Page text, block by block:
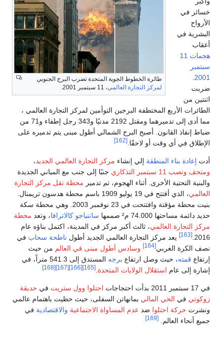
المتحدة تضرب البرج الجنوبي
لمركز التجارة العالمي ،
مما أدى إلى تدميرهما ومقتل 2192 مدنيًا و343 رجل إطفاء و71 من
أطول مبنى يتم تدميره على
التجارة العالمي الجديد ،
جنبًا إلى جنب مع المباني الجديدة
تم تدمير محطة نقل مركز التجارة
، الذي أفتتح في 19 يوليو 1909 باسم محطة هدسون تريمنال.
بنيت محطة مؤقتة وافتتحت في 23 نوفمبر 2003. وهي محطة سكة
سانتياجو كالاترافا، وتعدمحطة
في المدينة، اكتمل بناؤه عام
الجديد أطولناطحة سحابفي
مبنى في العالم من حيث
المستدق إلى 541.3 متراً، في
.
[166]
[167]
احتلوا وول ستريتفيحديقة
السفلى، حيث حظيت باهتمام عالمي
الاجتماعية والاقتصاديةفي